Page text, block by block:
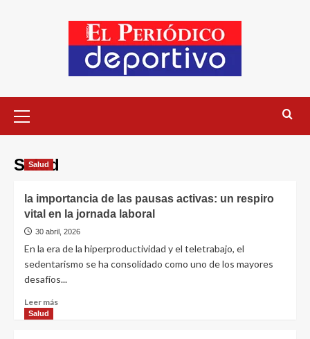
Salud
Salud
la importancia de las pausas activas: un respiro
vital en la jornada laboral
30 abril, 2026
En la era de la hiperproductividad y el teletrabajo, el
sedentarismo se ha consolidado como uno de los mayores
desafíos...
Leer más
Salud